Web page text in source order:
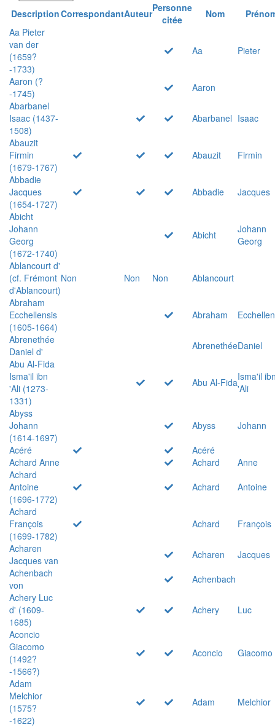
DescriptionCorrespondantAuteurPersonne
citée
Nom
Aa Pieter
van der
(1659?
-1733)
Aa Pieter
Aaron (?
-1745)
Aaron
Abarbanel
Isaac (1437-
1508)
Abarbanel Isaac
Abauzit
Firmin
(1679-1767)
Abauzit
Firmin
Abbadie
Jacques
(1654-1727)
Abbadie
Jacques
Abicht
Johann
Georg
(1672-1740)
Abicht
Johann
Georg
Ablancourt d'
(cf. Frémont
d'Ablancourt)
Non Non Non
Ablancourt
Abraham
Ecchellensis
(1605-1664)
Abraham
Abrenethée
Daniel d'
AbrenethéeDaniel
Abu Al-Fida
Isma'il ibn
'Ali (1273-
1331)
Abu Al-FidaIsma'il
'Ali
Abyss
Johann
(1614-1697)
Abyss
Johann
Acéré
Acéré
Achard Anne
Achard
Anne
Achard
Antoine
(1696-1772)
Achard
Antoine
Achard
François
(1699-1782)
Achard
François
Acharen
Jacques van
Acharen
Jacques
Achenbach
von
Achenbach
Achery Luc
d' (1609-
1685)
Achery
Luc
Aconcio
Giacomo
(1492?
-1566?)
Aconcio Giacomo
Adam
Melchior
(1575?
-1622)
Adam Melchior